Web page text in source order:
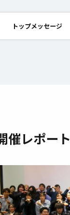
トップメッセージ
催レポート